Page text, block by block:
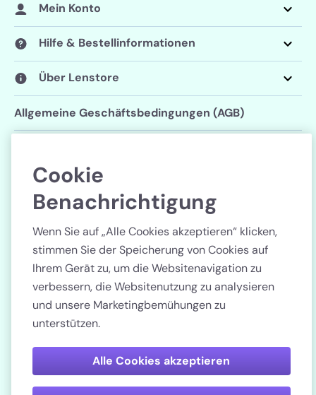
Mein Konto
Hilfe & Bestellinformationen
Über Lenstore
Allgemeine Geschäftsbedingungen (AGB)
Cookie-Einstellungen
Land
Bezahlen Sie sicher
Cookie
Benachrichtigung
Wenn Sie auf „Alle Cookies akzeptieren“ klicken,
stimmen Sie der Speicherung von Cookies auf
Ihrem Gerät zu, um die Websitenavigation zu
verbessern, die Websitenutzung zu analysieren
und unsere Marketingbemühungen zu
unterstützen.
Alle Cookies akzeptieren